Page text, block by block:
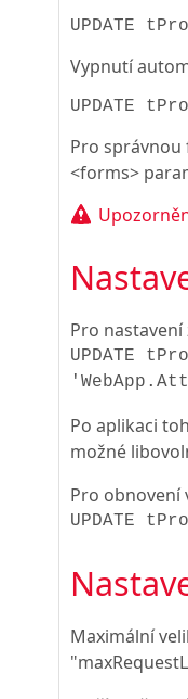
UPDATE
Vypnutí
UPDATE
Pro
<forms>
Pro
UPDATE
Po aplikaci
možné
Pro obnovení
UPDATE
Maximální